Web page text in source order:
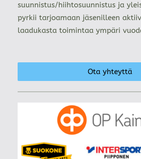
suunnistus/hiihtosuunnistus ja
pyrkii tarjoamaan jäsenilleen
laadukasta toimintaa ympäri
Ota yhteyttä